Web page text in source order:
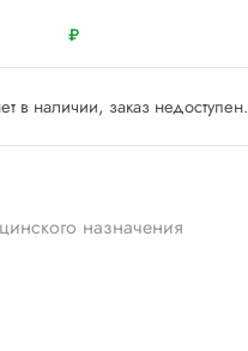
₽
в наличии, заказ недоступен.
назначения